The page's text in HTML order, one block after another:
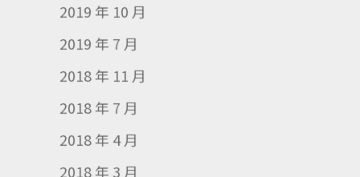
2019 年 10 月
2019 年 7 月
2018 年 11 月
2018 年 7 月
2018 年 4 月
2018 年 3 月